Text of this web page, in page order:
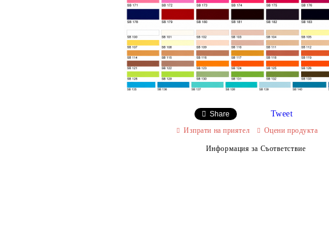
Share Tweet
Изпрати на приятел Оцени продукта
Информация за Съответствие